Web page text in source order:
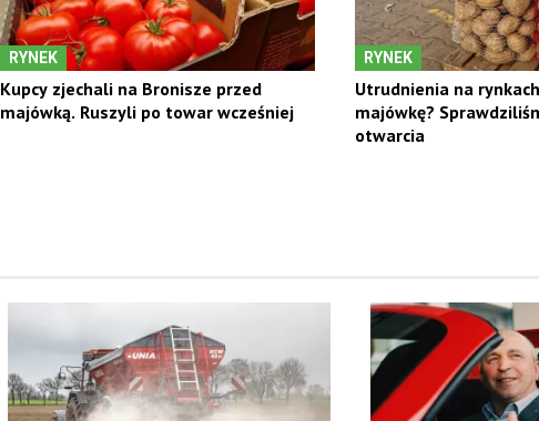
RYNEK
Kupcy zjechali na Bronisze przed
majówką. Ruszyli po towar wcześniej
RYNEK
Utrudnienia na
majówkę?
otwarcia